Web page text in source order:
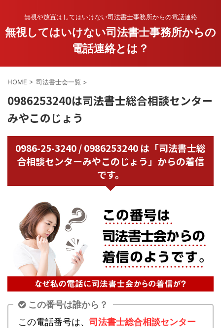
無視や放置はしてはいけない司法書士事務所からの電話連絡
無視してはいけない司法書士事務所からの
電話連絡とは？
HOME > 司法書士会一覧 >
0986253240は司法書士総合相談センター
みやこのじょう
0986-25-3240 / 0986253240 は「司法書士総
合相談センターみやこのじょう」からの着信
です。
この番号は誰から？
この電話番号は、 司法書士総合相談センター